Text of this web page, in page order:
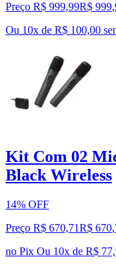
Preço R$ 999,99R$ 999,
Ou 10x de R$ 100,00
Kit Com 02
Black Wireless
14% OFF
Preço R$ 670,71R$ 670,
no Pix Ou 10x de R$